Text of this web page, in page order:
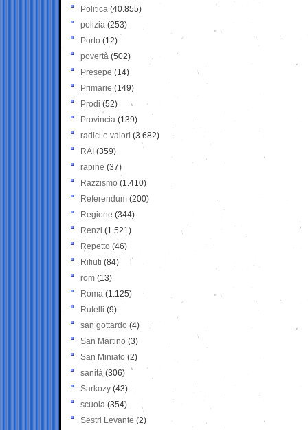
Politica (40.855)
polizia (253)
Porto (12)
povertà (502)
Presepe (14)
Primarie (149)
Prodi (52)
Provincia (139)
radici e valori (3.682)
RAI (359)
rapine (37)
Razzismo (1.410)
Referendum (200)
Regione (344)
Renzi (1.521)
Repetto (46)
Rifiuti (84)
rom (13)
Roma (1.125)
Rutelli (9)
san gottardo (4)
San Martino (3)
San Miniato (2)
sanità (306)
Sarkozy (43)
scuola (354)
Sestri Levante (2)